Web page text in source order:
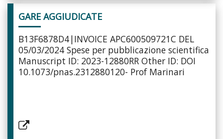
GARE AGGIUDICATE
B13F6878D4|INVOICE APC600509721C DEL
05/03/2024 Spese per pubblicazione scientifica
Manuscript ID: 2023-12880RR Other ID: DOI
10.1073/pnas.2312880120- Prof Marinari